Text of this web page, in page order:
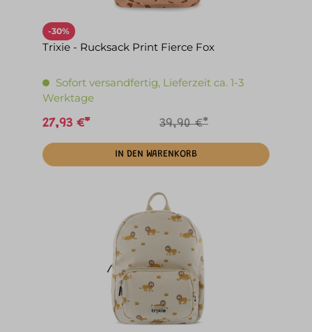
-30%
Trixie - Rucksack Print Fierce Fox
Sofort versandfertig, Lieferzeit ca. 1-3
Werktage
27,93 €* 39,90 €*
IN DEN WARENKORB